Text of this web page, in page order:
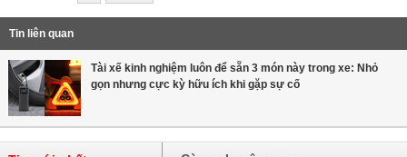
Tin liên quan
Tài xế kinh nghiệm luôn để sẵn 3 món này trong xe: Nhỏ
gọn nhưng cực kỳ hữu ích khi gặp sự cố